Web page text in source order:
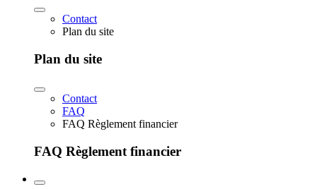
Contact
Plan du site
Plan du site
Contact
FAQ
FAQ Règlement financier
FAQ Règlement financier